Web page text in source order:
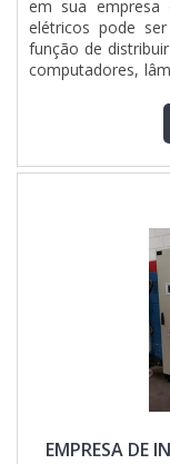
em sua empresa
elétricos pode
função de
computadores,
elétricos da
painéis são de
EMPRESA DE